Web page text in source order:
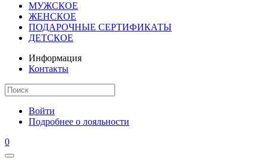
МУЖСКОЕ
ЖЕНСКОЕ
ПОДАРОЧНЫЕ СЕРТИФИКАТЫ
ДЕТСКОЕ
Информация
Контакты
Войти
Подробнее о лояльности
0